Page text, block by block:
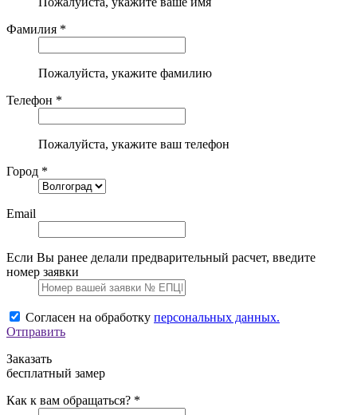
Фамилия *
Пожалуйста, укажите фамилию
Телефон *
Пожалуйста, укажите ваш телефон
Город *
Email
Если Вы ранее делали предварительный расчет, введите
номер заявки
Согласен на обработку персональных данных.
Отправить
Заказать
бесплатный замер
Как к вам обращаться? *